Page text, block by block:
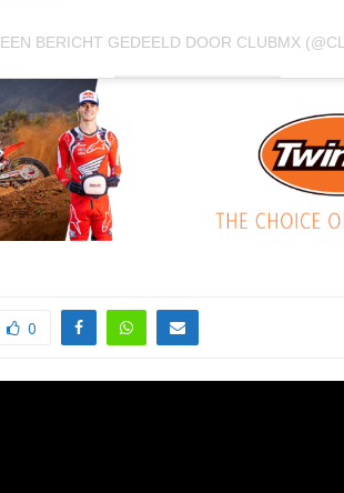
EEN BERICHT GEDEELD DOOR CLUBMX
0